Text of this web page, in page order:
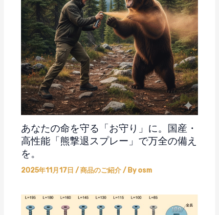
あなたの命を守る「お守り」に。国産・
高性能「熊撃退スプレー」で万全の備え
を。
2025年11月17日 /商品のご紹介/ Byosm